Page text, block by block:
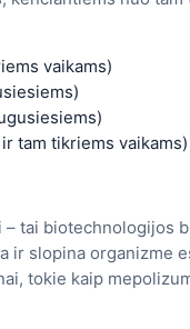
vaikams)
tam tikriems vaikams)
tai biotechnologijos
ir slopina organizme
tokie kaip